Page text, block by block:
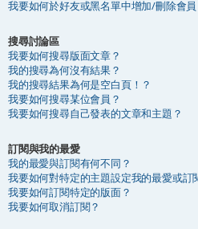
我要如何於好友或黑名單中增加/刪除會員
搜尋討論區
我要如何搜尋版面文章？
我的搜尋為何沒有結果？
我的搜尋結果為何是空白頁！？
我要如何搜尋某位會員？
我要如何搜尋自己發表的文章和主題？
訂閱與我的最愛
我的最愛與訂閱有何不同？
我要如何對特定的主題設定我的最愛或訂
我要如何訂閱特定的版面？
我要如何取消訂閱？